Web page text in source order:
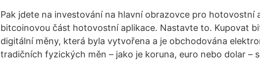
Pak jdete na investování na hlavní obrazovce pro hotovostní
bitcoinovou část hotovostní aplikace. Nastavte to. Kupovat
digitální měny, která byla vytvořena a je obchodována
tradičních fyzických měn – jako je koruna, euro nebo dolar –